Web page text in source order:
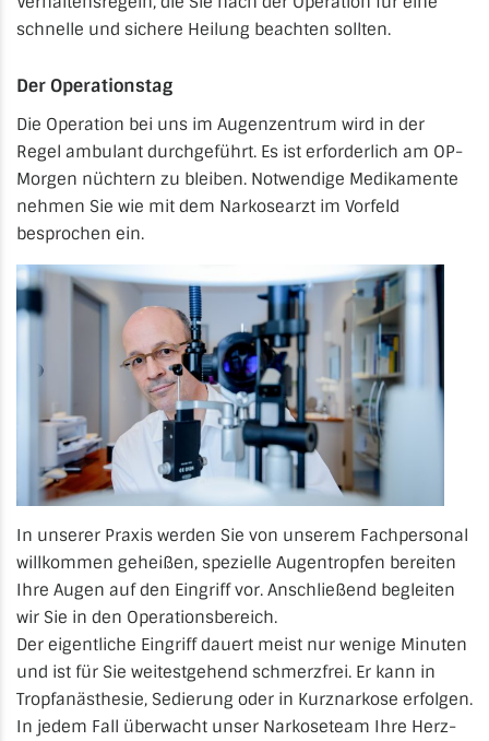
schnelle und sichere Heilung beachten sollten.
Der Operationstag
Die Operation bei uns im Augenzentrum wird in der
Regel ambulant durchgeführt. Es ist erforderlich am OP-
Morgen nüchtern zu bleiben. Notwendige Medikamente
nehmen Sie wie mit dem Narkosearzt im Vorfeld
besprochen ein.
In unserer Praxis werden Sie von unserem Fachpersonal
willkommen geheißen, spezielle Augentropfen bereiten
Ihre Augen auf den Eingriff vor. Anschließend begleiten
wir Sie in den Operationsbereich.
Der eigentliche Eingriff dauert meist nur wenige Minuten
und ist für Sie weitestgehend schmerzfrei. Er kann in
Tropfanästhesie, Sedierung oder in Kurznarkose erfolgen.
In jedem Fall überwacht unser Narkoseteam Ihre Herz-